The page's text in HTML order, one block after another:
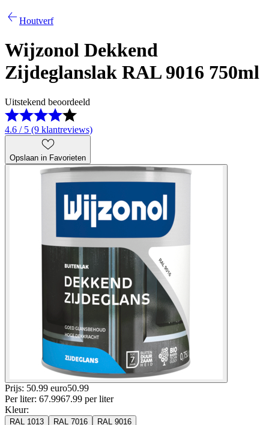
Houtverf
Wijzonol Dekkend
Zijdeglanslak RAL 9016 750ml
Uitstekend beoordeeld
4.6 / 5 (9 klantreviews)
Opslaan in Favorieten
Prijs: 50.99 euro50.99
Per liter: 67.9967.99 per liter
Kleur:
RAL 1013 RAL 7016 RAL 9016